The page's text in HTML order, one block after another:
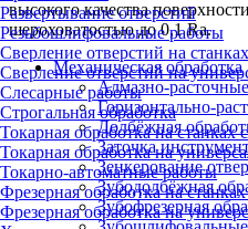
Развертывание отверстий
Резьбошлифовальные работы
Сверление отверстий на
Сверление отверстий на
Слесарные работы
Строгальная обработка
Токарная обработка на
Токарная обработка на
Токарно-автоматные работы
Фрезерная обработка на
Фрезерная обработка на
высокого качества
шероховатостью до 0,1 Ra.
Механическая обработка
Алмазно-
Горизонтально-
Долбёжная
Заточка
Зенкерование
Зубодолбёжная
Зубофрезерная